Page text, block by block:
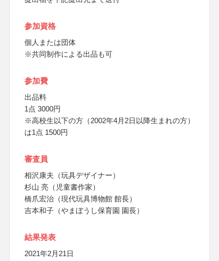
参加資格
個人または団体
※共同制作による出品も可
参加費
出品料
1点 3000円
※高校生以下の方（2002年4月2日以降生まれの方）
は1点 1500円
審査員
相沢康夫（玩具デザイナー）
杉山 亮（児童書作家）
橋爪宏治（現代玩具博物館 館長）
吉本和子（やまぼうし保育園 園長）
結果発表
2021年2月21日